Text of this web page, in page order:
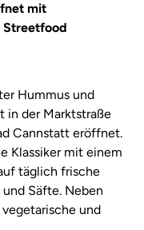
mit
Streetfood
Hummus und
in der Marktstraße
Cannstatt eröffnet.
Klassiker mit einem
täglich frische
Säfte. Neben
und